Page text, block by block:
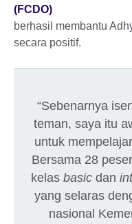
(FCDO)
berhasil membantu
secara positif.
“Sebenarnya
teman, saya itu
untuk
Bersama 28
kelas basic dan
yang selaras
nasional